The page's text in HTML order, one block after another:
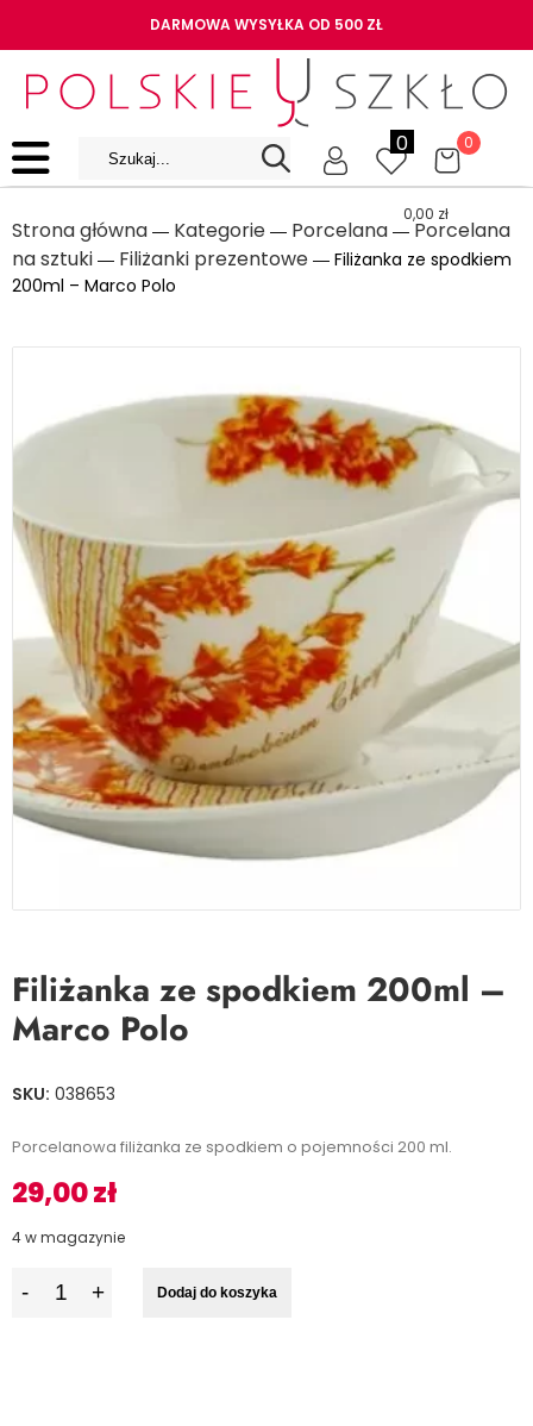
DARMOWA WYSYŁKA OD 500 ZŁ
0 0
0,00 zł
Strona główna ― Kategorie ― Porcelana ― Porcelana
na sztuki ― Filiżanki prezentowe ― Filiżanka ze spodkiem
200ml – Marco Polo
Filiżanka ze spodkiem 200ml –
Marco Polo
SKU: 038653
Porcelanowa filiżanka ze spodkiem o pojemności 200 ml.
29,00zł
4 w magazynie
Dodaj do koszyka